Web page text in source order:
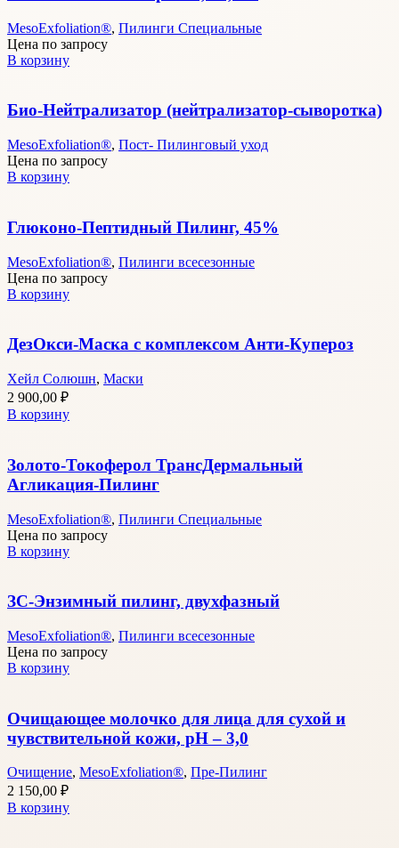
MesoExfoliation®, Пилинги Специальные
Цена по запросу
В корзину
Био-Нейтрализатор (нейтрализатор-сыворотка)
MesoExfoliation®, Пост- Пилинговый уход
Цена по запросу
В корзину
Глюконо-Пептидный Пилинг, 45%
MesoExfoliation®, Пилинги всесезонные
Цена по запросу
В корзину
ДезОкси-Маска с комплексом Анти-Купероз
Хейл Солюшн, Маски
2 900,00 ₽
В корзину
Золото-Токоферол ТрансДермальный
Агликация-Пилинг
MesoExfoliation®, Пилинги Специальные
Цена по запросу
В корзину
ЗС-Энзимный пилинг, двухфазный
MesoExfoliation®, Пилинги всесезонные
Цена по запросу
В корзину
Очищающее молочко для лица для сухой и
чувствительной кожи, pH – 3,0
Очищение, MesoExfoliation®, Пре-Пилинг
2 150,00 ₽
В корзину